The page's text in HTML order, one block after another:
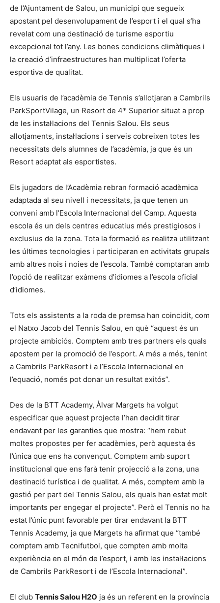
de l’Ajuntament de Salou, un municipi que segueix
apostant pel desenvolupament de l’esport i el qual s’ha
revelat com una destinació de turisme esportiu
excepcional tot l’any. Les bones condicions climàtiques i
la creació d’infraestructures han multiplicat l’oferta
esportiva de qualitat.
Els usuaris de l’acadèmia de Tennis s’allotjaran a Cambrils
ParkSportVilage, un Resort de 4* Superior situat a prop
de les instal·lacions del Tennis Salou. Els seus
allotjaments, instal·lacions i serveis cobreixen totes les
necessitats dels alumnes de l’acadèmia, ja que és un
Resort adaptat als esportistes.
Els jugadors de l’Acadèmia rebran formació acadèmica
adaptada al seu nivell i necessitats, ja que tenen un
conveni amb l’Escola Internacional del Camp. Aquesta
escola és un dels centres educatius més prestigiosos i
exclusius de la zona. Tota la formació es realitza utilitzant
les últimes tecnologies i participaran en activitats grupals
amb altres nois i noies de l’escola. També comptaran amb
l’opció de realitzar exàmens d’idiomes a l’escola oficial
d’idiomes.
Tots els assistents a la roda de premsa han coincidit, com
el Natxo Jacob del Tennis Salou, en què “aquest és un
projecte ambiciós. Comptem amb tres partners els quals
apostem per la promoció de l’esport. A més a més, tenint
a Cambrils ParkResort i a l’Escola Internacional en
l’equació, només pot donar un resultat exitós”.
Des de la BTT Academy, Àlvar Margets ha volgut
especificar que aquest projecte l’han decidit tirar
endavant per les garanties que mostra: “hem rebut
moltes propostes per fer acadèmies, però aquesta és
l’única que ens ha convençut. Comptem amb suport
institucional que ens farà tenir projecció a la zona, una
destinació turística i de qualitat. A més, comptem amb la
gestió per part del Tennis Salou, els quals han estat molt
importants per engegar el projecte”. Però el Tennis no ha
estat l’únic punt favorable per tirar endavant la BTT
Tennis Academy, ja que Margets ha afirmat que “també
comptem amb Tecnifutbol, que compten amb molta
experiència en el món de l’esport, i amb les instal·lacions
de Cambrils ParkResort i de l’Escola Internacional”.
El club Tennis Salou H2O ja és un referent en la província